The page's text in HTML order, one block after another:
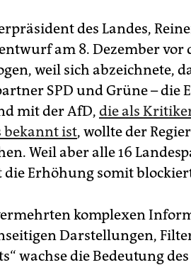
des Landes,
am 8. Dezember
weil sich abzeichnete,
SPD und Grüne –
mit der AfD, die als
ist, wollte der
Weil aber alle 16
die Erhöhung somit
komplexen
Darstellungen,
wachse die Bedeutung